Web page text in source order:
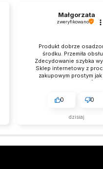
PUSH UP STYL
RÓŻOWY PINK
Małgorzata
zweryfikowano
Produkt dobrze
środku. Przemiła
Zdecydowanie szybka
Sklep internetowy z
zakupowym prostym jak
kliknięcia. 💯👍️
0 0
dzisiaj